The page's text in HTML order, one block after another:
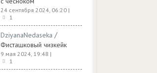
24 сентября 2024, 06:20 |
1
DziyanaNedaseka /
Фисташковый чизкейк
9 мая 2024, 19:48 |
1